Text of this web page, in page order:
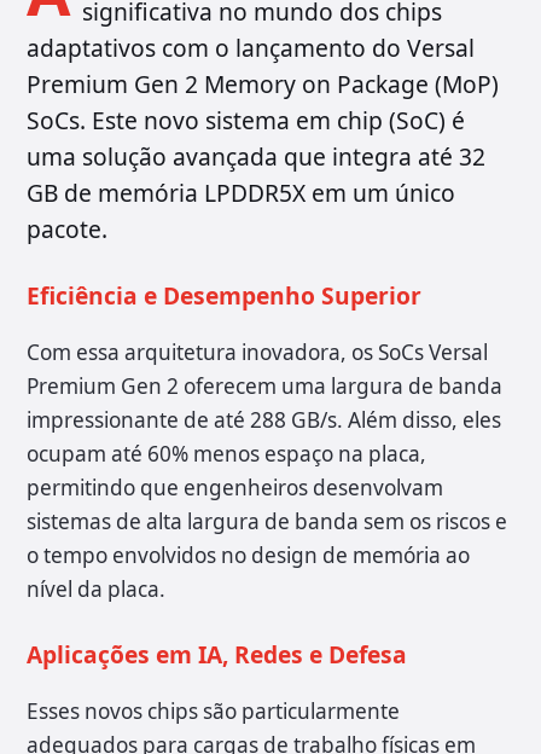
significativa no mundo dos chips
adaptativos com o lançamento do Versal
Premium Gen 2 Memory on Package (MoP)
SoCs. Este novo sistema em chip (SoC) é
uma solução avançada que integra até 32
GB de memória LPDDR5X em um único
pacote.
Eficiência e Desempenho Superior
Com essa arquitetura inovadora, os SoCs Versal
Premium Gen 2 oferecem uma largura de banda
impressionante de até 288 GB/s. Além disso, eles
ocupam até 60% menos espaço na placa,
permitindo que engenheiros desenvolvam
sistemas de alta largura de banda sem os riscos e
o tempo envolvidos no design de memória ao
nível da placa.
Aplicações em IA, Redes e Defesa
Esses novos chips são particularmente
adequados para cargas de trabalho físicas em